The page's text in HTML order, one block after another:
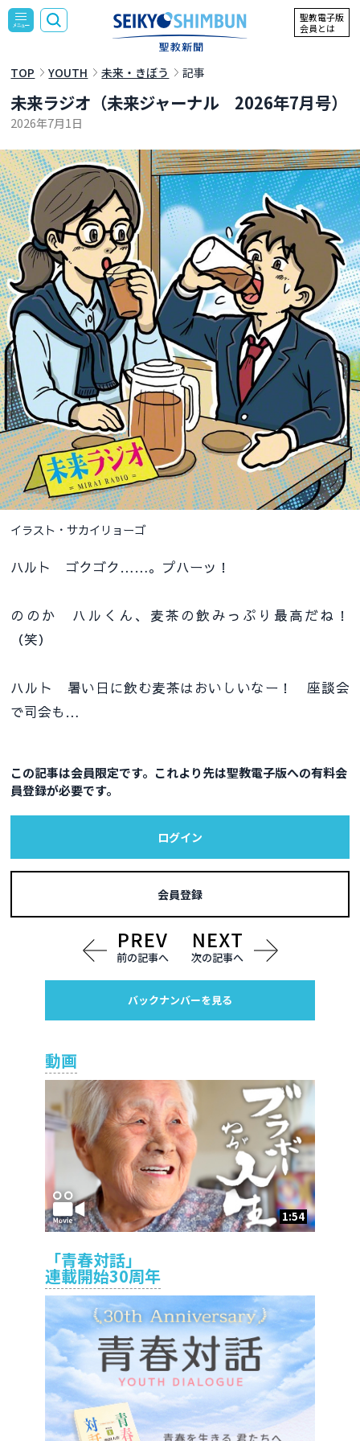
聖教電子版
会員とは
TOP YOUTH 未来・きぼう 記事
未来ラジオ（未来ジャーナル 2026年7月号）
2026年7月1日
イラスト・サカイリョーゴ
ハルト ゴクゴク……。プハーッ！
ののか ハルくん、麦茶の飲みっぷり最高だね！
（笑）
ハルト 暑い日に飲む麦茶はおいしいなー！ 座談会
で司会も…
この記事は会員限定です。これより先は聖教電子版への有料会
員登録が必要です。
ログイン
会員登録
前の記事へ 次の記事へ
バックナンバーを見る
動画
1:54
「青春対話」
連載開始30周年